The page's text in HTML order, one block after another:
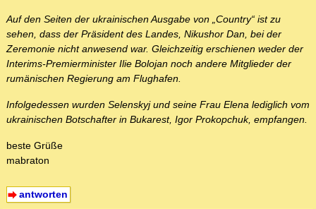
Auf den Seiten der ukrainischen Ausgabe von „Country“ ist zu
sehen, dass der Präsident des Landes, Nikushor Dan, bei der
Zeremonie nicht anwesend war. Gleichzeitig erschienen weder der
Interims-Premierminister Ilie Bolojan noch andere Mitglieder der
rumänischen Regierung am Flughafen.
Infolgedessen wurden Selenskyj und seine Frau Elena lediglich vom
ukrainischen Botschafter in Bukarest, Igor Prokopchuk, empfangen.
beste Grüße
mabraton
antworten